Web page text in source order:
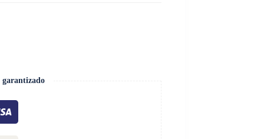
garantizado